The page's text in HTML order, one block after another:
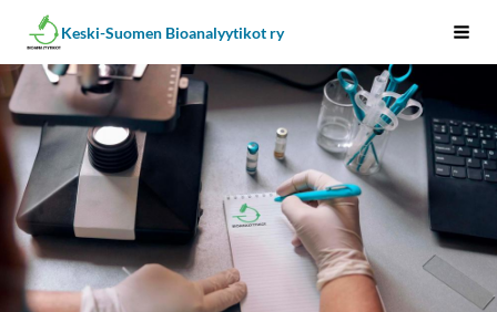
Siirry
sivun
sisältöön
Keski-Suomen Bioanalyytikot ry